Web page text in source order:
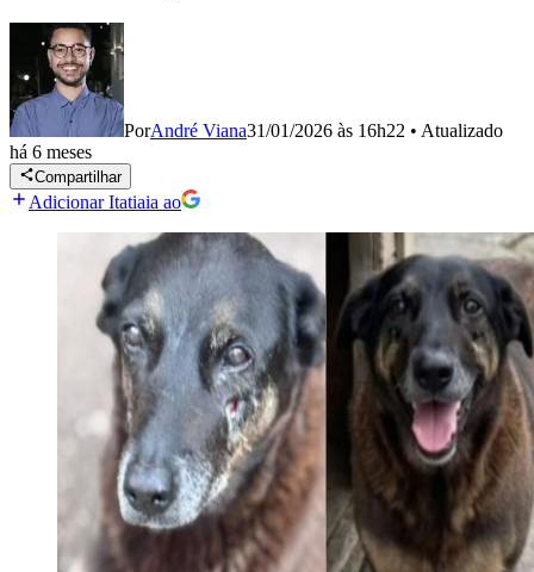
PorAndré Viana31/01/2026 às 16h22 • Atualizado
há 6 meses
Compartilhar
Adicionar Itatiaia ao